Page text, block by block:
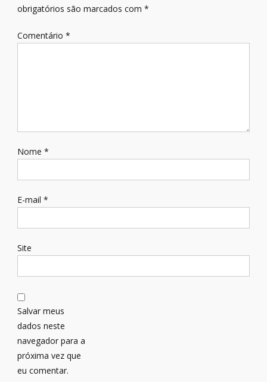
obrigatórios são marcados com *
Comentário *
Nome *
E-mail *
Site
Salvar meus
dados neste
navegador para a
próxima vez que
eu comentar.